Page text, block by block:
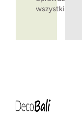
wszystkie